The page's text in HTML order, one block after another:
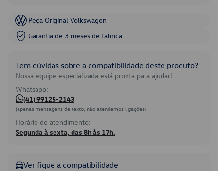
Peça Original Volkswagen
Garantia de 3 meses de fábrica
Tem dúvidas sobre a compatibilidade deste produto?
Nossa equipe especializada está pronta para ajudar!
Whatsapp:
(41) 99125-2143
(apenas mensagens de texto, não atendemos ligações)
Horário de atendimento:
Segunda à sexta, das 8h às 17h.
Verifique a compatibilidade